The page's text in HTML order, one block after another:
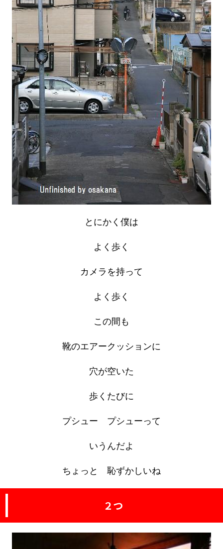
とにかく僕は
よく歩く
カメラを持って
よく歩く
この間も
靴のエアークッションに
穴が空いた
歩くたびに
プシュー プシューって
いうんだよ
ちょっと 恥ずかしいね
２つ